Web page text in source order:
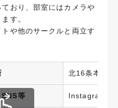
おり、部室にはカメラや
す。
や他のサークルと両立す
北16条本館4
等 Instagram：